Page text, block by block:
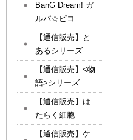
BanG Dream! ガ
ルパ☆ピコ
【通信販売】と
あるシリーズ
【通信販売】<物
語>シリーズ
【通信販売】は
たらく細胞
【通信販売】ケ